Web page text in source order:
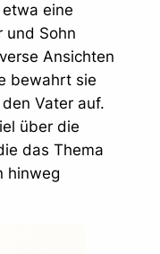
eine
und Sohn
Ansichten
bewahrt sie
Vater auf.
über die
das Thema
hinweg